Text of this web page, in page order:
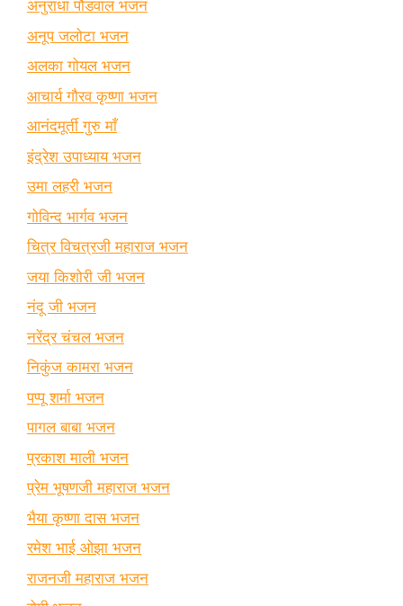
अनुराधा पौडवाल भजन
अनूप जलोटा भजन
अलका गोयल भजन
आचार्य गौरव कृष्णा भजन
आनंदमूर्ती गुरु माँ
इंद्रेश उपाध्याय भजन
उमा लहरी भजन
गोविन्द भार्गव भजन
चित्र विचत्रजी महाराज भजन
जया किशोरी जी भजन
नंदू जी भजन
नरेंद्र चंचल भजन
निकुंज कामरा भजन
पप्पू शर्मा भजन
पागल बाबा भजन
प्रकाश माली भजन
प्रेम भूषणजी महाराज भजन
भैया कृष्णा दास भजन
रमेश भाई ओझा भजन
राजनजी महाराज भजन